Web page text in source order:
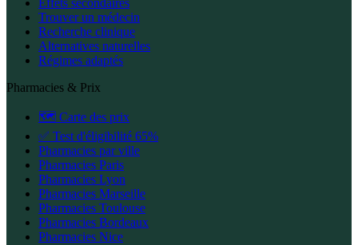
Effets secondaires
Trouver un médecin
Recherche clinique
Alternatives naturelles
Régimes adaptés
Pharmacies & Prix
🗺️ Carte des prix
✅ Test d'éligibilité 65%
Pharmacies par ville
Pharmacies Paris
Pharmacies Lyon
Pharmacies Marseille
Pharmacies Toulouse
Pharmacies Bordeaux
Pharmacies Nice